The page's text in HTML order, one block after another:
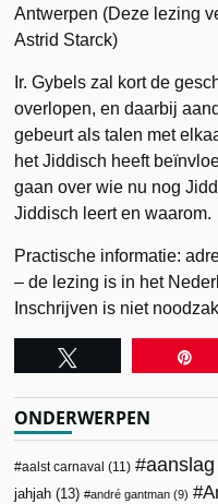
Antwerpen (Deze lezing
Astrid Starck)
Ir. Gybels zal kort de
overlopen, en daarbij
gebeurt als talen met
het Jiddisch heeft
gaan over wie nu nog
Jiddisch leert en waarom.
Practische informatie:
– de lezing is in het
Inschrijven is niet
ONDERWERPEN
aalst carnaval (11)
jahjah (13) andré gantman (9)